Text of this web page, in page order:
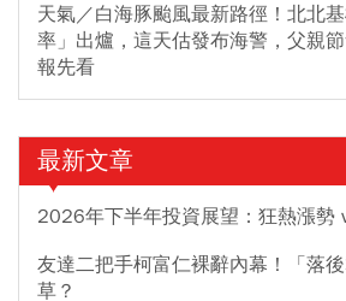
天氣／白海豚颱風最新路徑！北北
率」出爐，這天估發布海警，父親
報先看
最新文章
2026年下半年投資展望：狂熱漲勢
友達二把手柯富仁裸辭內幕！「落
草？